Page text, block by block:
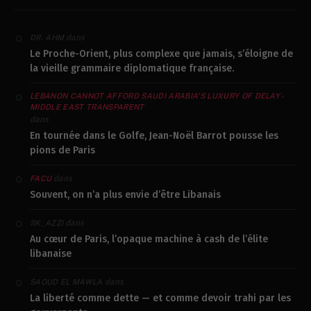
DR. AHM dans
Le Proche-Orient, plus complexe que jamais, s’éloigne de
la vieille grammaire diplomatique française.
LEBANON CANNOT AFFORD SAUDI ARABIA’S LUXURY OF DELAY -
MIDDLE EAST TRANSPARENT
dans
En tournée dans le Golfe, Jean-Noël Barrot pousse les
pions de Paris
FACUdans
Souvent, on n’a plus envie d’être Libanais
SK_AZZIdans
Au cœur de Paris, l’opaque machine à cash de l’élite
libanaise
SAOUD EL MAWLA dans
La liberté comme dette — et comme devoir trahi par les